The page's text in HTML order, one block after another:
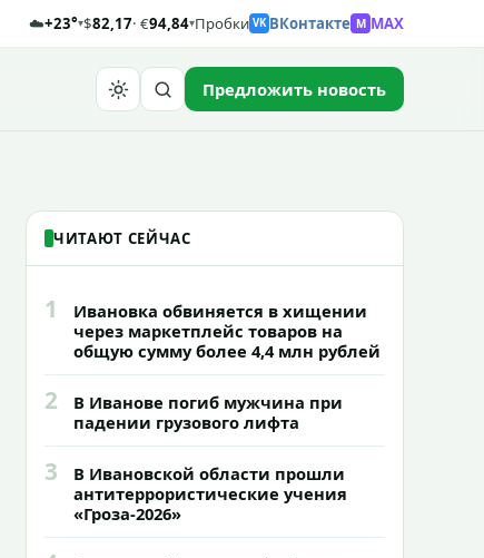
☁️+23°▾$82,17· €94,84▾Пробки VK ВКонтакте M MAX
Предложить новость
ЧИТАЮТ СЕЙЧАС
1
Ивановка обвиняется в хищении
через маркетплейс товаров на
общую сумму более 4,4 млн рублей
2
В Иванове погиб мужчина при
падении грузового лифта
3
В Ивановской области прошли
антитеррористические учения
«Гроза-2026»